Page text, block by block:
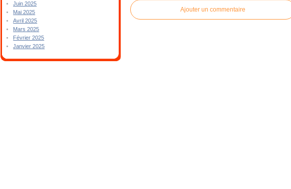
Juin 2025
Mai 2025
Avril 2025
Mars 2025
Février 2025
Janvier 2025
Ajouter un commentaire